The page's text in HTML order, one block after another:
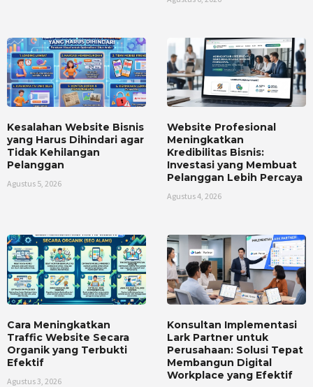
Kesalahan Website Bisnis
yang Harus Dihindari agar
Tidak Kehilangan
Pelanggan
Agustus 5, 2026
Website Profesional
Meningkatkan
Kredibilitas Bisnis:
Investasi yang Membuat
Pelanggan Lebih Percaya
Agustus 4, 2026
Cara Meningkatkan
Traffic Website Secara
Organik yang Terbukti
Efektif
Agustus 3, 2026
Konsultan Implementasi
Lark Partner untuk
Perusahaan: Solusi Tepat
Membangun Digital
Workplace yang Efektif